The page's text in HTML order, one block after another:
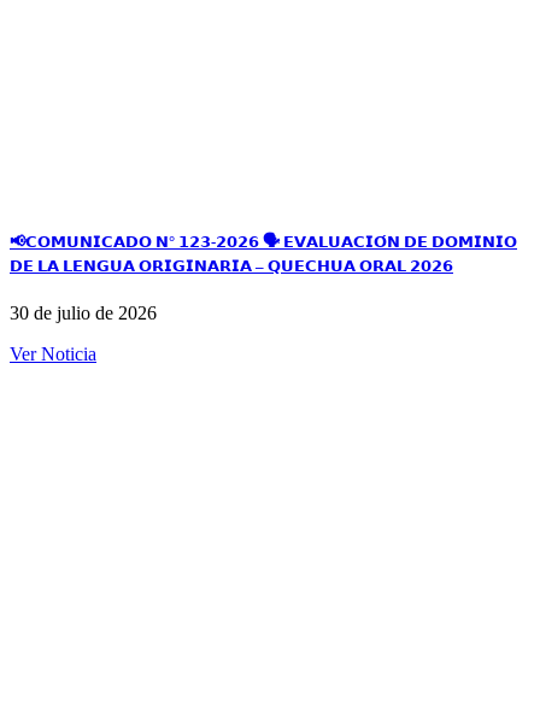
📢𝗖𝗢𝗠𝗨𝗡𝗜𝗖𝗔𝗗𝗢 𝗡° 𝟭𝟮𝟯-𝟮𝟬𝟮𝟲 🗣️ 𝗘𝗩𝗔𝗟𝗨𝗔𝗖𝗜𝗢́𝗡 𝗗𝗘 𝗗𝗢𝗠𝗜𝗡𝗜𝗢
𝗗𝗘 𝗟𝗔 𝗟𝗘𝗡𝗚𝗨𝗔 𝗢𝗥𝗜𝗚𝗜𝗡𝗔𝗥𝗜𝗔 – 𝗤𝗨𝗘𝗖𝗛𝗨𝗔 𝗢𝗥𝗔𝗟 𝟮𝟬𝟮𝟲
30 de julio de 2026
Ver Noticia